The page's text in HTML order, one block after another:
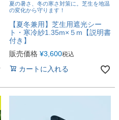
夏の暑さ、冬の寒さ対策に。芝生を地温
の変化から守ります！
【夏冬兼用】芝生用遮光シー
ト・寒冷紗1.35m×５m【説明書
付き】
販売価格 ¥3,600税込
カートに入れる